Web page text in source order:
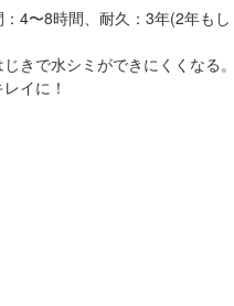
：4〜8時間、耐久：3年(2年も
きで水シミができにくくなる
イに！